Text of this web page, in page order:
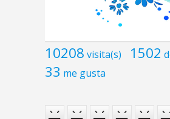
10208 visita(s) 1502
33 me gusta